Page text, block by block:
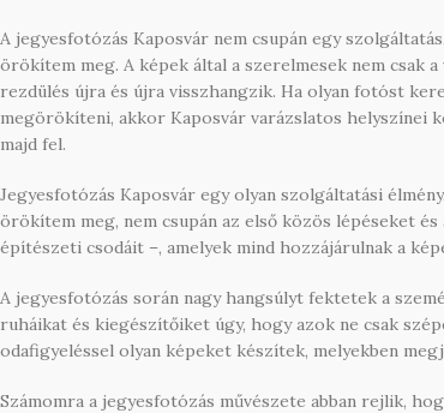
A jegyesfotózás Kaposvár nem csupán egy
örökítem meg. A képek által a szerelmesek nem csak
rezdülés újra és újra visszhangzik. Ha olyan fotóst
megörökíteni, akkor Kaposvár varázslatos helyszínei
majd fel.
Jegyesfotózás Kaposvár egy olyan szolgáltatási
örökítem meg, nem csupán az első közös lépéseket
építészeti csodáit –, amelyek mind hozzájárulnak a
A jegyesfotózás során nagy hangsúlyt fektetek a
ruháikat és kiegészítőiket úgy, hogy azok ne csak
odafigyeléssel olyan képeket készítek, melyekben
Számomra a jegyesfotózás művészete abban rejlik,